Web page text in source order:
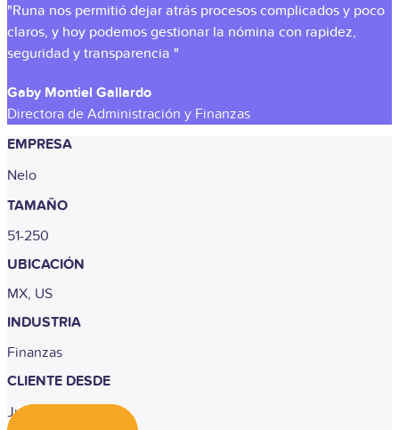
"Runa nos permitió dejar atrás procesos complicados y poco
claros, y hoy podemos gestionar la nómina con rapidez,
seguridad y transparencia "
Gaby Montiel Gallardo
Directora de Administración y Finanzas
EMPRESA
Nelo
TAMAÑO
51-250
UBICACIÓN
MX, US
INDUSTRIA
Finanzas
CLIENTE DESDE
Junio, 2019